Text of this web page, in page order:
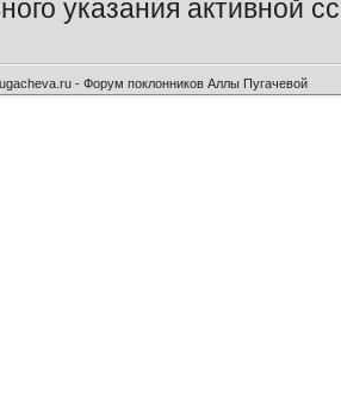
указания активной
- Форум поклонников Аллы Пугачевой